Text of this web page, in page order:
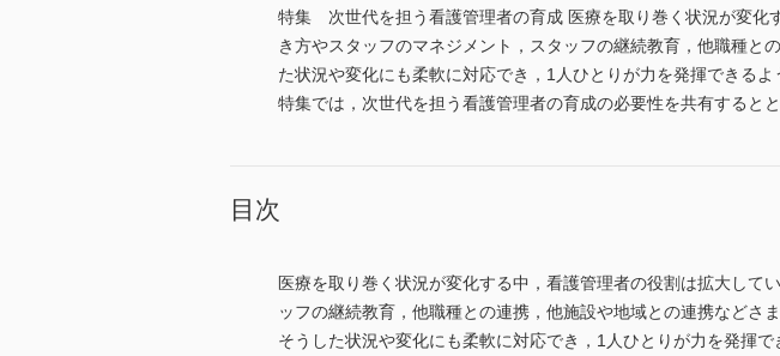
特集 次世代を担う看護管理者の育成 医療を取り巻く状況が変化
き方やスタッフのマネジメント，スタッフの継続教育，他職種と
た状況や変化にも柔軟に対応でき，1人ひとりが力を発揮できる
特集では，次世代を担う看護管理者の育成の必要性を共有すると
目次
医療を取り巻く状況が変化する中，看護管理者の役割は拡大して
ッフの継続教育，他職種との連携，他施設や地域との連携などさ
そうした状況や変化にも柔軟に対応でき，1人ひとりが力を発揮